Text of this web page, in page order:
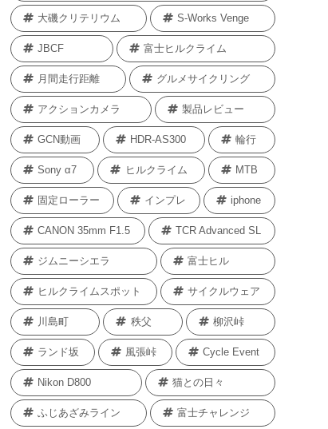
大磯クリテリウム S-Works Venge
JBCF 富士ヒルクライム
月間走行距離 グルメサイクリング
アクションカメラ 製品レビュー
GCN動画 HDR-AS300 輪行
Sony α7 ヒルクライム MTB
固定ローラー インプレ iphone
CANON 35mm F1.5 TCR Advanced SL
ジムニーシエラ 富士ヒル
ヒルクライムスポット サイクルウェア
川島町 秩父 柳沢峠
ランド坂 風張峠 Cycle Event
Nikon D800 猫との日々
ふじあざみライン 富士チャレンジ